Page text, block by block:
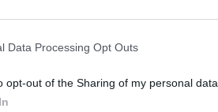
Data Processing Opt Outs
opt-out of the Sharing of my personal data.
Corbu góljától hangos
meghívót sürgetnek